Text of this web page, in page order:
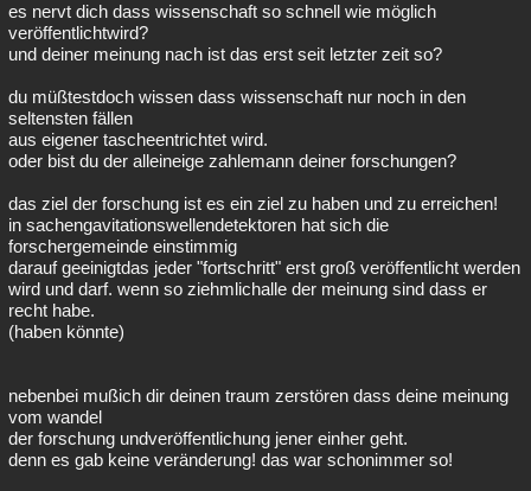
es nervt dich dass wissenschaft so schnell wie möglich
veröffentlichtwird?
und deiner meinung nach ist das erst seit letzter zeit so?
du müßtestdoch wissen dass wissenschaft nur noch in den
seltensten fällen
aus eigener tascheentrichtet wird.
oder bist du der alleineige zahlemann deiner forschungen?
das ziel der forschung ist es ein ziel zu haben und zu erreichen!
in sachengavitationswellendetektoren hat sich die
forschergemeinde einstimmig
darauf geeinigtdas jeder "fortschritt" erst groß veröffentlicht werden
wird und darf. wenn so ziehmlichalle der meinung sind dass er
recht habe.
(haben könnte)
nebenbei mußich dir deinen traum zerstören dass deine meinung
vom wandel
der forschung undveröffentlichung jener einher geht.
denn es gab keine veränderung! das war schonimmer so!